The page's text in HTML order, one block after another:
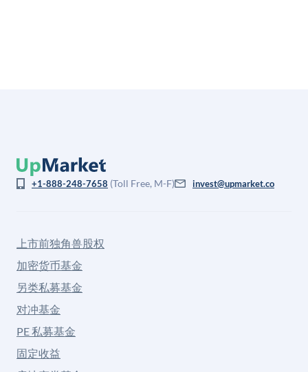
+1-888-248-7658 (Toll Free, M-F) invest@upmarket.co
上市前独角兽股权
加密货币基金
另类私募基金
对冲基金
PE 私募基金
固定收益